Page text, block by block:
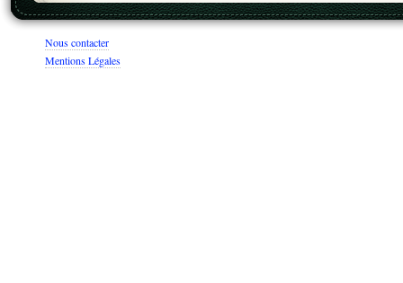
Nous contacter
Mentions Légales